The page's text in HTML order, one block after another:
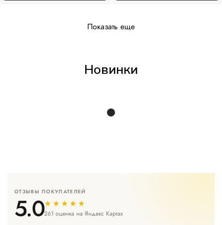
Показать еще
Новинки
ОТЗЫВЫ ПОКУПАТЕЛЕЙ
5.0★★★★★
261 оценка на Яндекс Картах